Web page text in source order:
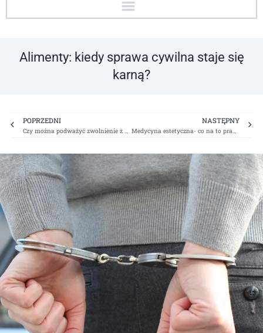
Alimenty: kiedy sprawa cywilna staje się
karną?
PrevPOPRZEDNI NASTĘPNY